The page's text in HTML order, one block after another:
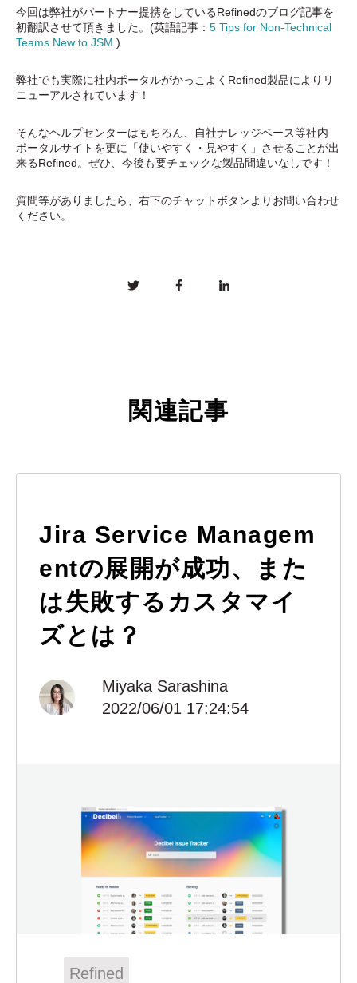
今回は弊社がパートナー提携をしているRefinedのブログ記事を
初翻訳させて頂きました。(英語記事： 5 Tips for Non-Technical
Teams New to JSM )
弊社でも実際に社内ポータルがかっこよくRefined製品によりリ
ニューアルされています！
そんなヘルプセンターはもちろん、自社ナレッジベース等社内
ポータルサイトを更に「使いやすく・見やすく」させることが出
来るRefined。ぜひ、今後も要チェックな製品間違いなしです！
質問等がありましたら、右下のチャットボタンよりお問い合わせ
ください。
関連記事
Jira Service Managem
entの展開が成功、また
は失敗するカスタマイ
ズとは？
Miyaka Sarashina
2022/06/01 17:24:54
Refined